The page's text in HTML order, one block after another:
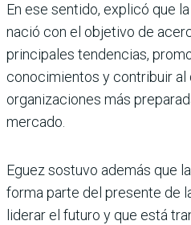
En ese sentido, explicó que
nació con el objetivo de
principales tendencias,
conocimientos y contribuir al
organizaciones más
mercado.
Eguez sostuvo además que
forma parte del presente de
liderar el futuro y que está